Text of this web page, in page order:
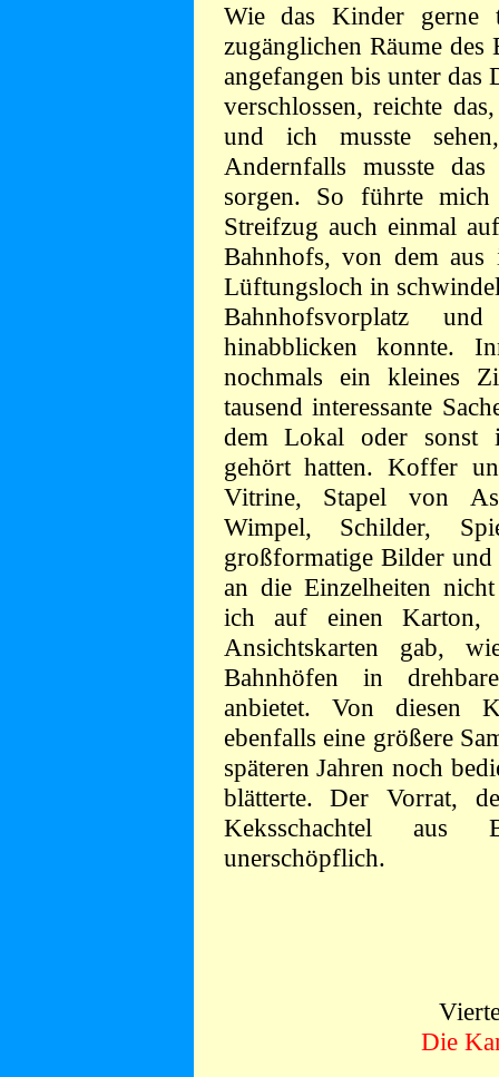
Wie das Kinder gerne
zugänglichen Räume
angefangen bis unter das
verschlossen, reichte
und ich musste
Andernfalls musste
sorgen. So führte
Streifzug auch einmal
Bahnhofs, von dem
Lüftungsloch in
Bahnhofsvorplatz
hinabblicken konnte.
nochmals ein kleines
tausend interessante
dem Lokal oder sonst
gehört hatten. Koffer
Vitrine, Stapel von
Wimpel, Schilder,
großformatige Bilder
an die Einzelheiten
ich auf einen Karton,
Ansichtskarten gab,
Bahnhöfen in
anbietet. Von diesen
ebenfalls eine größere
späteren Jahren noch
blätterte. Der Vorrat,
Keksschachtel aus
unerschöpflich.
Die